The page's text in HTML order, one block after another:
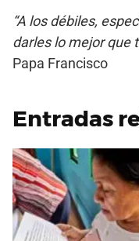
“A los débiles,
darles lo mejor que
Papa Francisco
Entradas